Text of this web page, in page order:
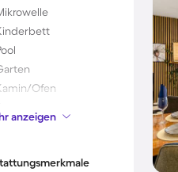
Ofen
Klimaanlage
anzeigen